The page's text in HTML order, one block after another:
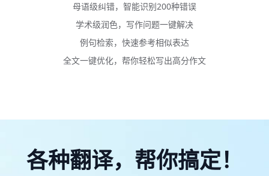
母语级纠错，智能识别200种错误
学术级润色，写作问题一键解决
例句检索，快速参考相似表达
全文一键优化，帮你轻松写出高分作文
各种翻译，帮你搞定！